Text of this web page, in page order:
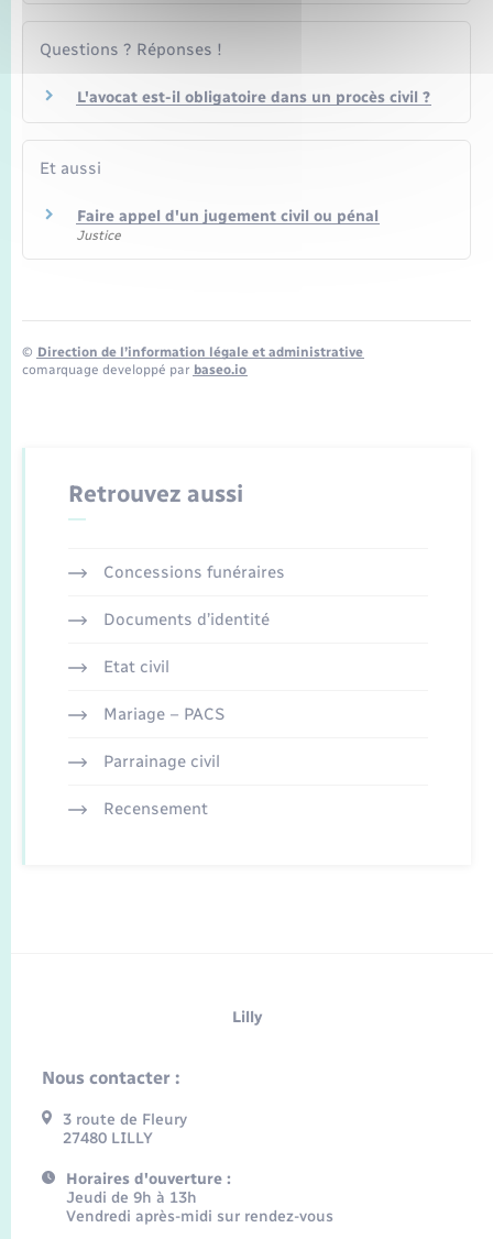
Questions ? Réponses !
L'avocat est-il obligatoire dans un procès civil ?
Et aussi
Faire appel d'un jugement civil ou pénal
Justice
© Direction de l’information légale et administrative
comarquage developpé par baseo.io
Retrouvez aussi
Concessions funéraires
Documents d’identité
Etat civil
Mariage – PACS
Parrainage civil
Recensement
Lilly
Nous contacter :
3 route de Fleury
27480 LILLY
Horaires d'ouverture :
Jeudi de 9h à 13h
Vendredi après-midi sur rendez-vous